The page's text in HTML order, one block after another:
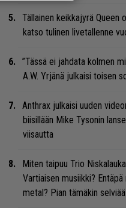
Tällainen keikkajyrä Queen
katso tulinen livetallenne
”Tässä ei jahdata kolmen
A.W. Yrjänä julkaisi toisen
Anthrax julkaisi uuden
biisillään Mike Tysonin
viisautta
Miten taipuu Trio
Vartiaisen musiikki?
metal? Pian tämäkin selviää